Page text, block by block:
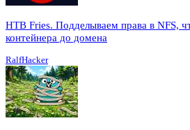
HTB Fries. Подделываем права в NFS,
контейнера до домена
RalfHacker